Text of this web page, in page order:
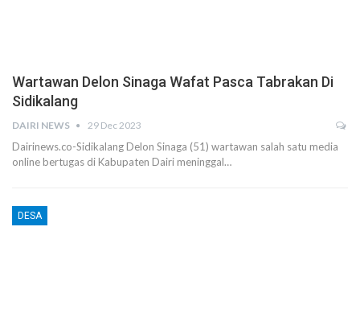
Wartawan Delon Sinaga Wafat Pasca Tabrakan Di
Sidikalang
DAIRI NEWS 29 Dec 2023
Dairinews.co-Sidikalang Delon Sinaga (51) wartawan salah satu media
online bertugas di Kabupaten Dairi meninggal…
DESA